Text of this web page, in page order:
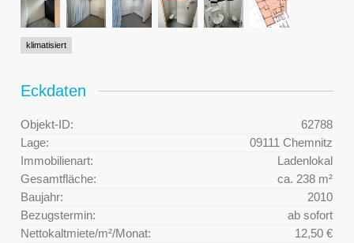
klimatisiert
Eckdaten
Objekt-ID:
62788
Lage:
09111 Chemnitz
Immobilienart:
Ladenlokal
Gesamtfläche:
ca. 238 m²
Baujahr:
2010
Bezugstermin:
ab sofort
Nettokaltmiete/m²/Monat:
12,50 €